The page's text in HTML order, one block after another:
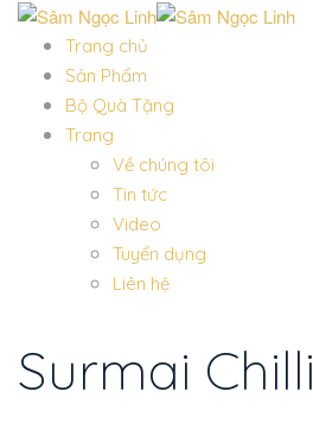
Trang chủ
Sản Phẩm
Bộ Quà Tặng
Trang
Về chúng tôi
Tin tức
Video
Tuyển dụng
Liên hệ
Surmai Chilli